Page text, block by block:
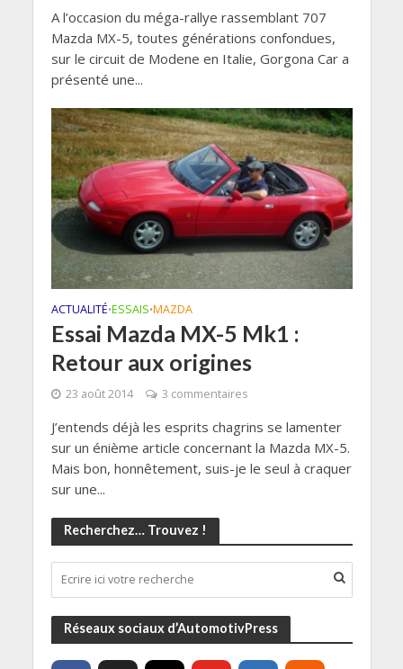
A l’occasion du méga-rallye rassemblant 707
Mazda MX-5, toutes générations confondues,
sur le circuit de Modene en Italie, Gorgona Car a
présenté une...
ACTUALITÉ•ESSAIS•MAZDA
Essai Mazda MX-5 Mk1 :
Retour aux origines
23 août 2014 3 commentaires
J’entends déjà les esprits chagrins se lamenter
sur un énième article concernant la Mazda MX-5.
Mais bon, honnêtement, suis-je le seul à craquer
sur une...
Recherchez… Trouvez !
Réseaux sociaux d’AutomotivPress